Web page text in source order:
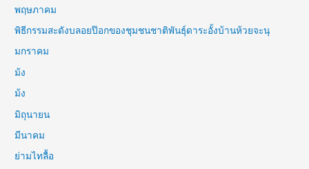
พฤษภาคม
พิธีกรรมสะดังบลอยป๊อกของชุมชนชาติพันธุ์ดาระอั้งบ้านห้วยจะนุ
มกราคม
ม้ง
ม้ง
มิถุนายน
มีนาคม
ย่ามไทลื้อ